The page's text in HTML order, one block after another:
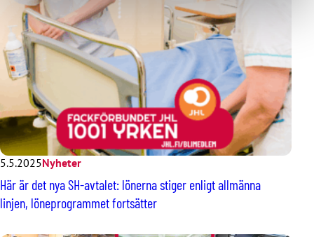
5.5.2025Nyheter
Här är det nya SH-avtalet: lönerna stiger enligt allmänna
linjen, löneprogrammet fortsätter